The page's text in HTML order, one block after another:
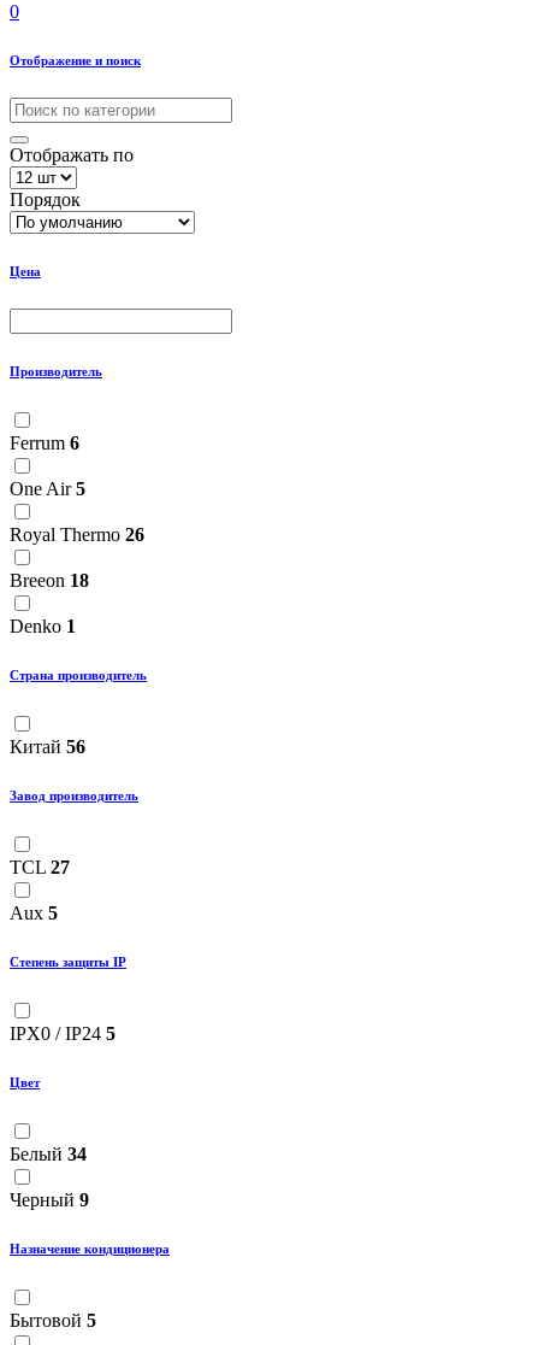
0
Отображение и поиск
Отображать по
Порядок
Цена
Производитель
Ferrum 6
One Air5
Royal Thermo 26
Breeon 18
Denko 1
Страна производитель
Китай 56
Завод производитель
TCL 27
Aux 5
Степень защиты IP
IPX0 / IP24 5
Цвет
Белый 34
Черный 9
Назначение кондиционера
Бытовой 5